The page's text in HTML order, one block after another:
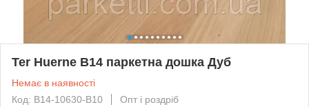
Ter Huerne B14 паркетна дошка Дуб
Немає в наявності
Код: B14-10630-B10
Опт і роздріб